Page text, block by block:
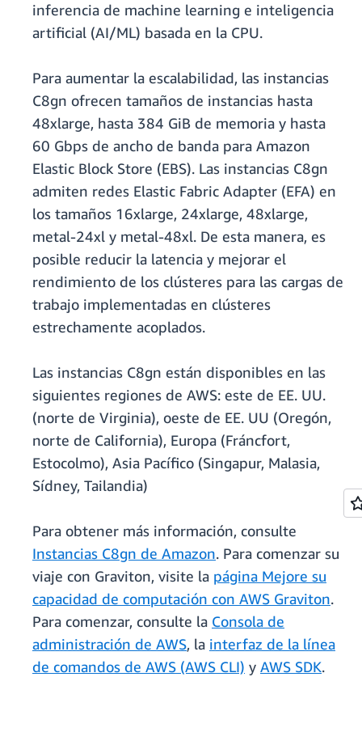
inferencia de machine learning e inteligencia
artificial (AI/ML) basada en la CPU.
Para aumentar la escalabilidad, las instancias
C8gn ofrecen tamaños de instancias hasta
48xlarge, hasta 384 GiB de memoria y hasta
60 Gbps de ancho de banda para Amazon
Elastic Block Store (EBS). Las instancias C8gn
admiten redes Elastic Fabric Adapter (EFA) en
los tamaños 16xlarge, 24xlarge, 48xlarge,
metal-24xl y metal-48xl. De esta manera, es
posible reducir la latencia y mejorar el
rendimiento de los clústeres para las cargas de
trabajo implementadas en clústeres
estrechamente acoplados.
Las instancias C8gn están disponibles en las
siguientes regiones de AWS: este de EE. UU.
(norte de Virginia), oeste de EE. UU (Oregón,
norte de California), Europa (Fráncfort,
Estocolmo), Asia Pacífico (Singapur, Malasia,
Sídney, Tailandia)
Para obtener más información, consulte
Instancias C8gn de Amazon. Para comenzar su
viaje con Graviton, visite la página Mejore su
capacidad de computación con AWS Graviton.
Para comenzar, consulte la Consola de
administración de AWS, la interfaz de la línea
de comandos de AWS (AWS CLI) y AWS SDK.